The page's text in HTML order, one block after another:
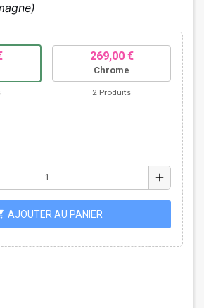
269,00 €
Chrome
2 Produits
add
AJOUTER AU PANIER